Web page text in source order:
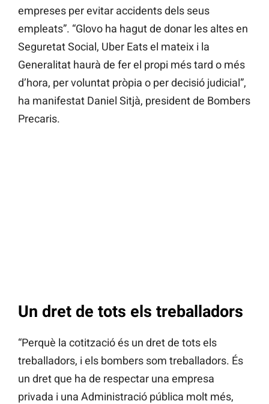
empreses per evitar accidents dels seus
empleats”. “Glovo ha hagut de donar les altes en
Seguretat Social, Uber Eats el mateix i la
Generalitat haurà de fer el propi més tard o més
d’hora, per voluntat pròpia o per decisió judicial”,
ha manifestat Daniel Sitjà, president de Bombers
Precaris.
Un dret de tots els treballadors
“Perquè la cotització és un dret de tots els
treballadors, i els bombers som treballadors. És
un dret que ha de respectar una empresa
privada i una Administració pública molt més,